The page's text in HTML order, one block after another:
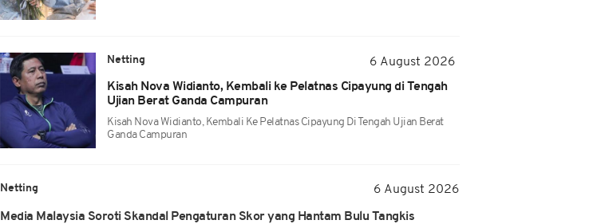
Netting
6 August 2026
Kisah Nova Widianto, Kembali ke Pelatnas Cipayung di Tengah
Ujian Berat Ganda Campuran
Kisah Nova Widianto, Kembali Ke Pelatnas Cipayung Di Tengah Ujian Berat
Ganda Campuran
Netting 6 August 2026
Media Malaysia Soroti Skandal Pengaturan Skor yang Hantam Bulu Tangkis